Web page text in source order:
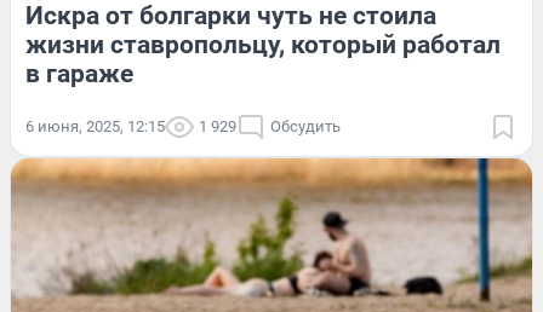
Искра от болгарки чуть не стоила
жизни ставропольцу, который работал
в гараже
6 июня, 2025, 12:15 1 929 Обсудить